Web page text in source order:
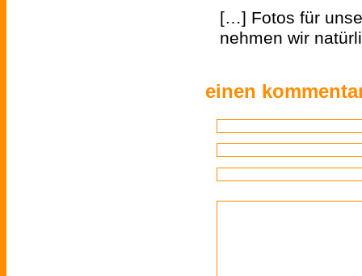
[…] Fotos für
nehmen wir
einen